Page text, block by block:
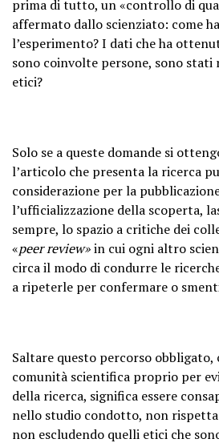
prima di tutto, un «controllo di
affermato dallo scienziato: come
l’esperimento? I dati che ha
sono coinvolte persone, sono
etici?
Solo se a queste domande si
l’articolo che presenta la ricerca
considerazione per la
l’ufficializzazione della scoperta,
sempre, lo spazio a critiche dei
«peer review»in cui ogni altro
circa il modo di condurre le
a ripeterle per confermare o
Saltare questo percorso obbligato,
comunità scientifica proprio per
della ricerca, significa essere
nello studio condotto, non rispetta
non escludendo quelli etici che